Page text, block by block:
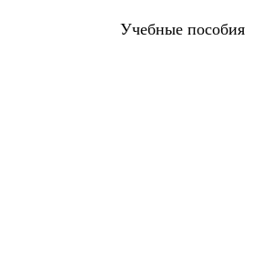
Учебные пособия